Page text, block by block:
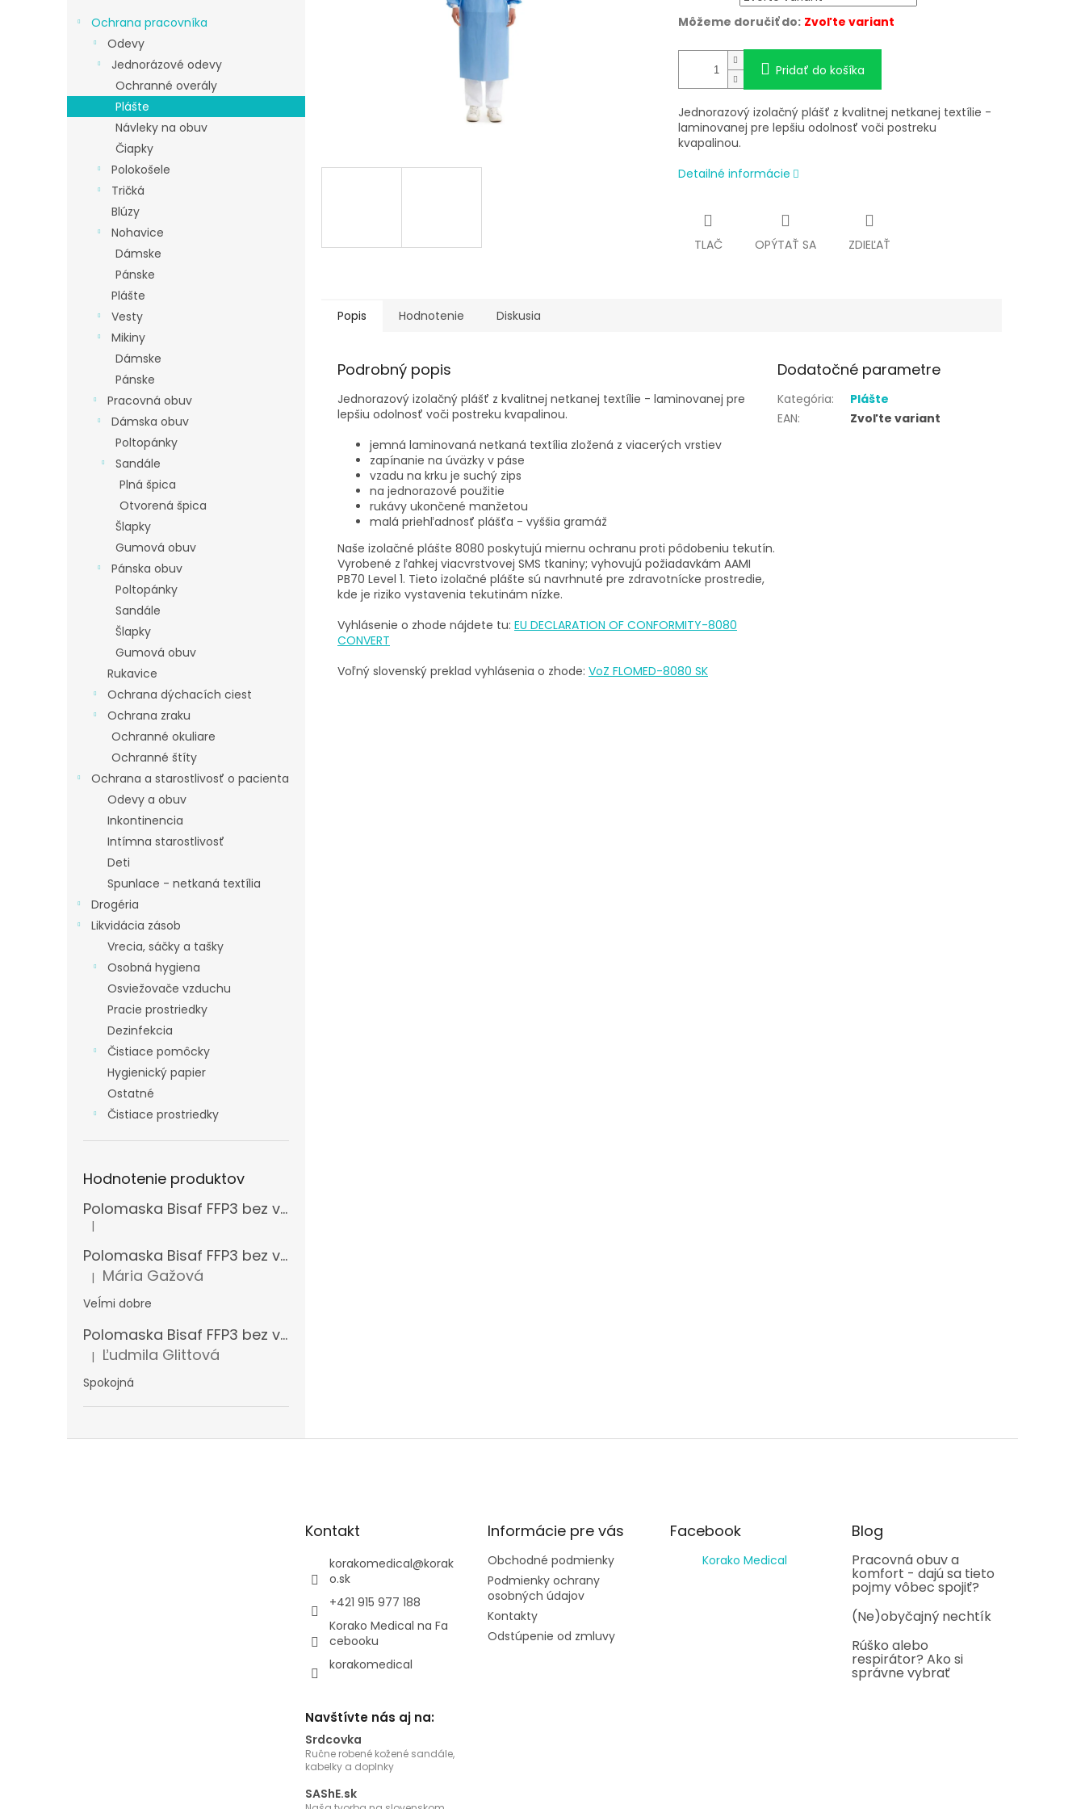
Ochrana pracovníka
Odevy
Jednorázové odevy
Ochranné overály
Plášte
Návleky na obuv
Čiapky
Polokošele
Tričká
Blúzy
Nohavice
Dámske
Pánske
Plášte
Vesty
Mikiny
Dámske
Pánske
Pracovná obuv
Dámska obuv
Poltopánky
Sandále
Plná špica
Otvorená špica
Šlapky
Gumová obuv
Pánska obuv
Poltopánky
Sandále
Šlapky
Gumová obuv
Rukavice
Ochrana dýchacích ciest
Ochrana zraku
Ochranné okuliare
Ochranné štíty
Ochrana a starostlivosť o pacienta
Odevy a obuv
Inkontinencia
Intímna starostlivosť
Deti
Spunlace - netkaná textília
Drogéria
Likvidácia zásob
Vrecia, sáčky a tašky
Osobná hygiena
Osviežovače vzduchu
Pracie prostriedky
Dezinfekcia
Čistiace pomôcky
Hygienický papier
Ostatné
Čistiace prostriedky
Hodnotenie produktov
Polomaska Bisaf FFP3 bez ventilčeka , balenie 15 ks
Hodnotenie produktu je 5 z 5 hviezdičiek.
|
Polomaska Bisaf FFP3 bez ventilčeka 99 % , balenie 1 ks
Hodnotenie produktu je 5 z 5 hviezdičiek.
| Mária Gažová
Veĺmi dobre
Polomaska Bisaf FFP3 bez ventilčeka , balenie 15 ks
Hodnotenie produktu je 5 z 5 hviezdičiek.
| Ľudmila Glittová
Spokojná
Môžeme doručiť do: Zvoľte variant
Pridať do košíka
Jednorazový izolačný plášť z kvalitnej netkanej textílie -
laminovanej pre lepšiu odolnosť voči postreku
kvapalinou.
Detailné informácie
TLAČ OPÝTAŤ SA ZDIEĽAŤ
Popis Hodnotenie Diskusia
Podrobný popis
Jednorazový izolačný plášť z kvalitnej netkanej textílie - laminovanej pre
lepšiu odolnosť voči postreku kvapalinou.
jemná laminovaná netkaná textília zložená z viacerých vrstiev
zapínanie na úväzky v páse
vzadu na krku je suchý zips
na jednorazové použitie
rukávy ukončené manžetou
malá priehľadnosť plášťa - vyššia gramáž
Naše izolačné plášte 8080 poskytujú miernu ochranu proti pôdobeniu tekutín.
Vyrobené z ľahkej viacvrstvovej SMS tkaniny; vyhovujú požiadavkám AAMI
PB70 Level 1. Tieto izolačné plášte sú navrhnuté pre zdravotnícke prostredie,
kde je riziko vystavenia tekutinám nízke.
Vyhlásenie o zhode nájdete tu: EU DECLARATION OF CONFORMITY-8080
CONVERT
Voľný slovenský preklad vyhlásenia o zhode: VoZ FLOMED-8080 SK
Dodatočné parametre
Kategória:
Plášte
EAN: Zvoľte variant
Kontakt
korakomedical@korak
o.sk
+421 915 977 188
Korako Medical na Fa
cebooku
korakomedical
Informácie pre vás
Obchodné podmienky
Podmienky ochrany
osobných údajov
Kontakty
Odstúpenie od zmluvy
Facebook
Korako Medical
Blog
Pracovná obuv a
komfort - dajú sa tieto
pojmy vôbec spojiť?
(Ne)obyčajný nechtík
Rúško alebo
respirátor? Ako si
správne vybrať
Navštívte nás aj na:
Srdcovka
Ručne robené kožené sandále,
kabelky a doplnky
SAShE.sk